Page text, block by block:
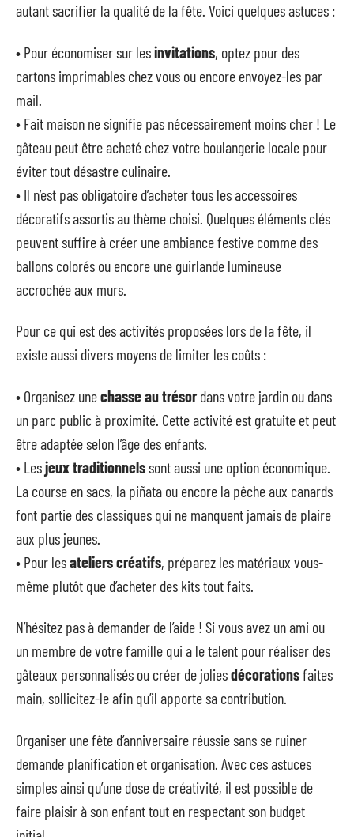
autant sacrifier la qualité de la fête. Voici quelques astuces :
• Pour économiser sur lesinvitations, optez pour des
cartons imprimables chez vous ou encore envoyez-les par
mail.
• Fait maison ne signifie pas nécessairement moins cher ! Le
gâteau peut être acheté chez votre boulangerie locale pour
éviter tout désastre culinaire.
• Il n’est pas obligatoire d’acheter tous les accessoires
décoratifs assortis au thème choisi. Quelques éléments clés
peuvent suffire à créer une ambiance festive comme des
ballons colorés ou encore une guirlande lumineuse
accrochée aux murs.
Pour ce qui est des activités proposées lors de la fête, il
existe aussi divers moyens de limiter les coûts :
• Organisez unechasse au trésordans votre jardin ou dans
un parc public à proximité. Cette activité est gratuite et peut
être adaptée selon l’âge des enfants.
• Lesjeux traditionnelssont aussi une option économique.
La course en sacs, la piñata ou encore la pêche aux canards
font partie des classiques qui ne manquent jamais de plaire
aux plus jeunes.
• Pour lesateliers créatifs, préparez les matériaux vous-
même plutôt que d’acheter des kits tout faits.
N’hésitez pas à demander de l’aide ! Si vous avez un ami ou
un membre de votre famille qui a le talent pour réaliser des
gâteaux personnalisés ou créer de joliesdécorationsfaites
main, sollicitez-le afin qu’il apporte sa contribution.
Organiser une fête d’anniversaire réussie sans se ruiner
demande planification et organisation. Avec ces astuces
simples ainsi qu’une dose de créativité, il est possible de
faire plaisir à son enfant tout en respectant son budget